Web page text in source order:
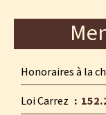
Honoraires à la
Loi Carrez